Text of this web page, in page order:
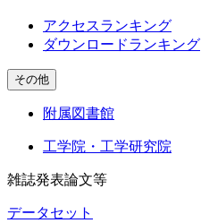
アクセスランキング
ダウンロードランキング
その他
附属図書館
工学院・工学研究院
雑誌発表論文等
データセット